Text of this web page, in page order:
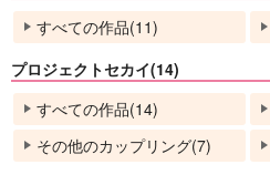
すべての作品(11)
プロジェクトセカイ(14)
すべての作品(14)
その他のカップリング(7)